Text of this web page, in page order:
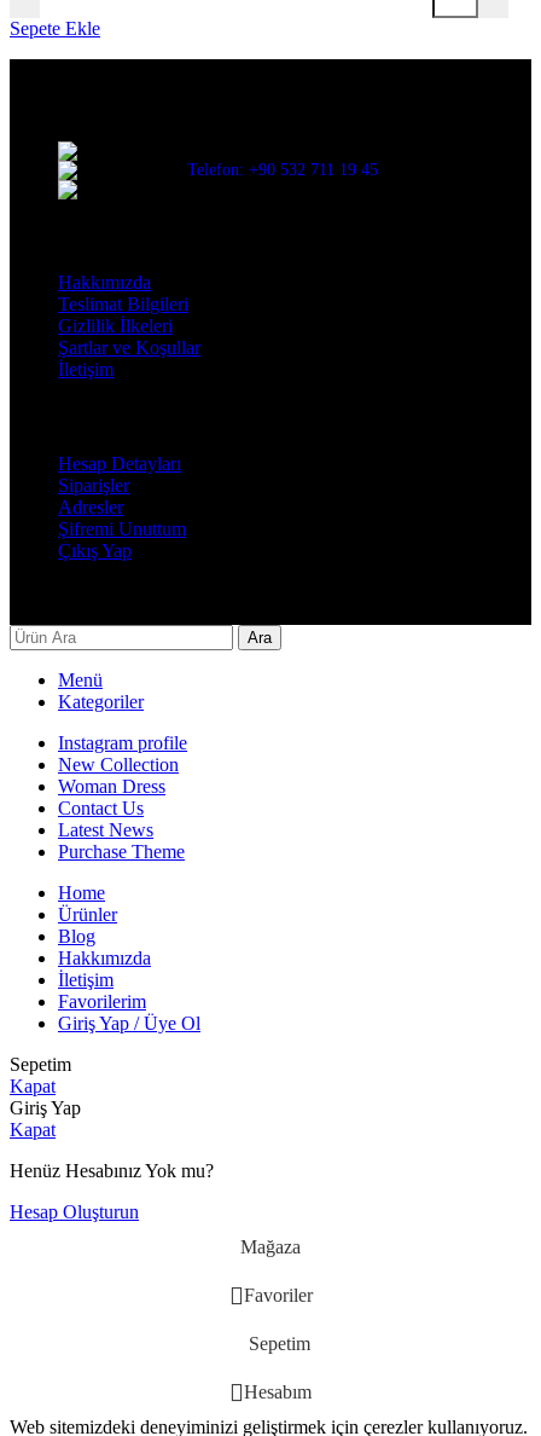
Sepete Ekle
Telefon: +90 532 711 19 45
Hakkımızda
Teslimat Bilgileri
Gizlilik İlkeleri
Şartlar ve Koşullar
İletişim
Hesap Detayları
Siparişler
Adresler
Şifremi Unuttum
Çıkış Yap
Ara
Menü
Kategoriler
Instagram profile
New Collection
Woman Dress
Contact Us
Latest News
Purchase Theme
Home
Ürünler
Blog
Hakkımızda
İletişim
Favorilerim
Giriş Yap / Üye Ol
Sepetim
Kapat
Giriş Yap
Kapat
Henüz Hesabınız Yok mu?
Hesap Oluşturun
Mağaza
Favoriler
Sepetim
Hesabım
Web sitemizdeki deneyiminizi geliştirmek için çerezler kullanıyoruz.